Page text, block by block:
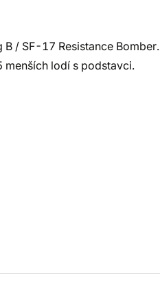
/ SF-17 Resistance Bomber.
menších lodí s podstavci.